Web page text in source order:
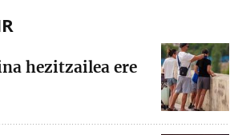
hezitzailea ere